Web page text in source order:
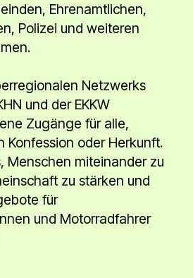
Ehrenamtlichen,
Polizei und weiteren
Netzwerks
und der EKKW
Zugänge für alle,
Konfession oder Herkunft.
Menschen miteinander zu
zu stärken und
für
und Motorradfahrer